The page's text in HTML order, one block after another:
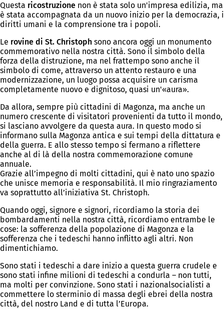
Questa ricostruzione non è stata solo un'impresa edilizia, ma
è stata accompagnata da un nuovo inizio per la democrazia, i
diritti umani e la comprensione tra i popoli.
Le rovine di St. Christoph sono ancora oggi un monumento
commemorativo nella nostra città. Sono il simbolo della
forza della distruzione, ma nel frattempo sono anche il
simbolo di come, attraverso un attento restauro e una
modernizzazione, un luogo possa acquisire un carisma
completamente nuovo e dignitoso, quasi un'«aura».
Da allora, sempre più cittadini di Magonza, ma anche un
numero crescente di visitatori provenienti da tutto il mondo,
si lasciano avvolgere da questa aura. In questo modo si
informano sulla Magonza antica e sui tempi della dittatura e
della guerra. E allo stesso tempo si fermano a riflettere
anche al di là della nostra commemorazione comune
annuale.
Grazie all’impegno di molti cittadini, qui è nato uno spazio
che unisce memoria e responsabilità. Il mio ringraziamento
va soprattutto all’iniziativa St. Christoph.
Quando oggi, signore e signori, ricordiamo la storia dei
bombardamenti nella nostra città, ricordiamo entrambe le
cose: la sofferenza della popolazione di Magonza e la
sofferenza che i tedeschi hanno inflitto agli altri. Non
dimentichiamo.
Sono stati i tedeschi a dare inizio a questa guerra crudele e
sono stati infine milioni di tedeschi a condurla – non tutti,
ma molti per convinzione. Sono stati i nazionalsocialisti a
commettere lo sterminio di massa degli ebrei della nostra
città, del nostro Land e di tutta l’Europa.